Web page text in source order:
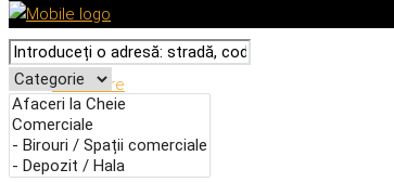
Descriere
Caracteristici
Adresă
Detalii